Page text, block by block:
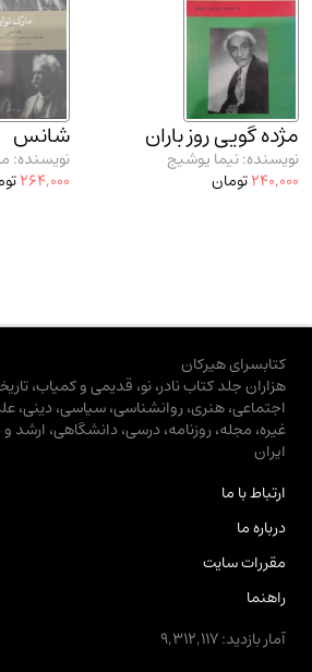
مژده گویی روز باران
نویسنده: نیما یوشیج
240,000تومان
شانس
نویسنده:
264,000
کتابسرای هیرکان
هزاران جلد کتاب نادر، نو، قدیمی و کمیاب،
اجتماعی، هنری، روانشناسی، سیاسی، دینی،
غیره، مجله، روزنامه، درسی، دانشگاهی، ارشد و
ایران
ارتباط با ما
درباره ما
مقررات سایت
راهنما
آمار بازدید: 9,312,117